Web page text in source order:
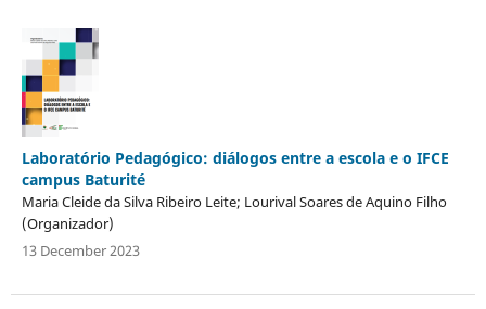
Laboratório Pedagógico: diálogos entre a escola e o IFCE
campus Baturité
Maria Cleide da Silva Ribeiro Leite; Lourival Soares de Aquino Filho
(Organizador)
13 December 2023